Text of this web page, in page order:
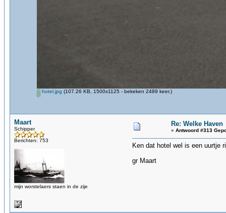
hotel.jpg (107.26 KB, 1500x1125 - bekeken 2489 keer.)
Maart
Schipper
Berichten: 753
mijn worstelaers staen in de zije
Re: Welke Haven
« Antwoord #313
Ken dat hotel wel is een uurtje
gr Maart